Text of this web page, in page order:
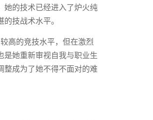
她的技术已经进入了炉火纯
技战术水平。
高的竞技水平，但在激烈
是她重新审视自我与职业生
整成为了她不得不面对的难